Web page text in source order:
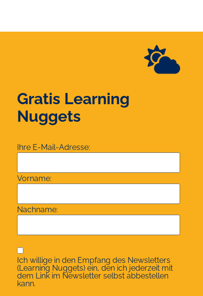
Gratis Learning
Nuggets
Ihre E-Mail-Adresse:
Vorname:
Nachname:
Ich willige in den Empfang des Newsletters
(Learning Nuggets) ein, den ich jederzeit mit
dem Link im Newsletter selbst abbestellen
kann.